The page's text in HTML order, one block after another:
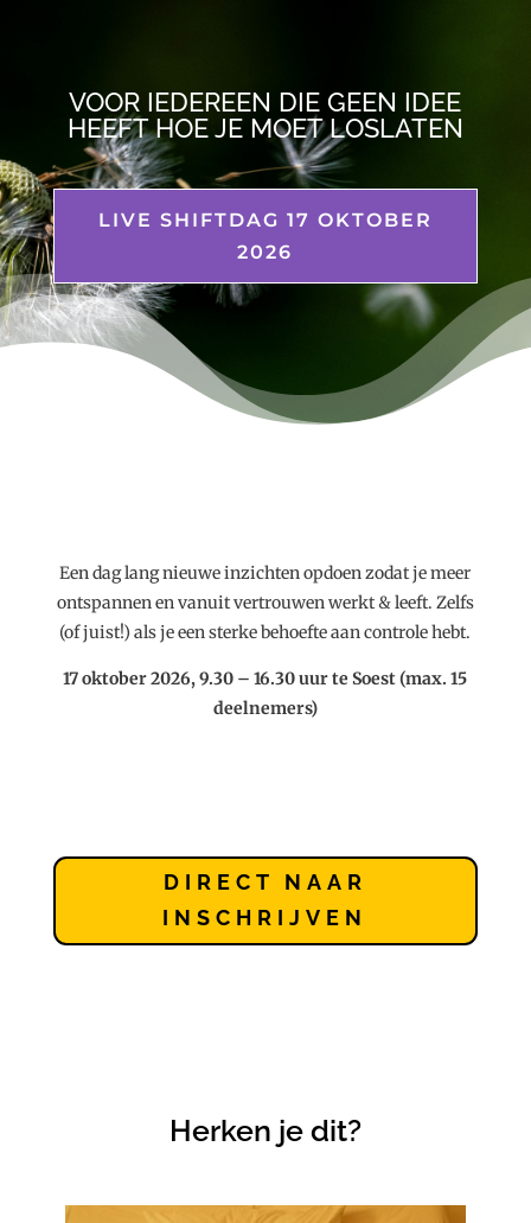
VOOR IEDEREEN DIE GEEN IDEE
HEEFT HOE JE MOET LOSLATEN
LIVE SHIFTDAG 17 OKTOBER
2026
Een dag lang nieuwe inzichten opdoen zodat je meer
ontspannen en vanuit vertrouwen werkt & leeft. Zelfs
(of juist!) als je een sterke behoefte aan controle hebt.
17 oktober 2026, 9.30 – 16.30 uur te Soest (max. 15
deelnemers)
DIRECT NAAR
INSCHRIJVEN
Herken je dit?